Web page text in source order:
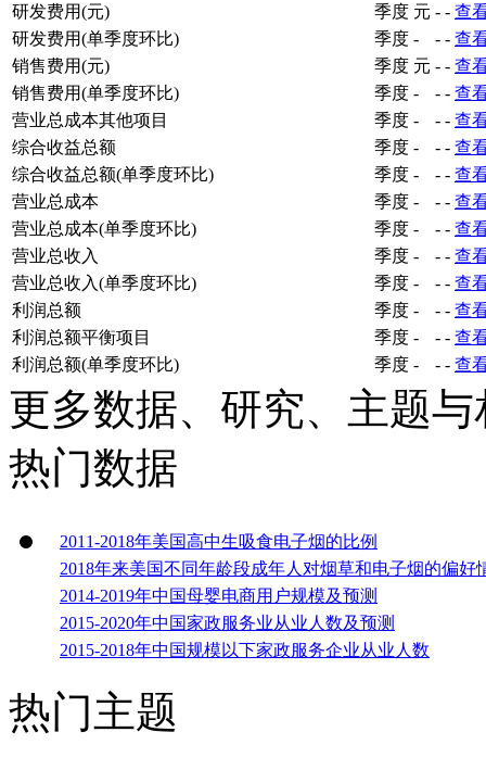
研发费用(元)
季度 元 - - 查
研发费用(单季度环比)
季度 - - - 查
销售费用(元)
季度 元 - - 查
销售费用(单季度环比)
季度 - - - 查
营业总成本其他项目
季度 - - - 查
综合收益总额
季度 - - - 查
综合收益总额(单季度环比)
季度 - - - 查
营业总成本
季度 - - - 查
营业总成本(单季度环比)
季度 - - - 查
营业总收入
季度 - - - 查
营业总收入(单季度环比)
季度 - - - 查
利润总额
季度 - - - 查
利润总额平衡项目
季度 - - - 查
利润总额(单季度环比)
季度 - - - 查
更多数据、研究、主题
热门数据
2011-2018年美国高中生吸食电子烟的比例
2018年来美国不同年龄段成年人对烟草和电子烟的偏好
2014-2019年中国母婴电商用户规模及预测
2015-2020年中国家政服务业从业人数及预测
2015-2018年中国规模以下家政服务企业从业人数
热门主题